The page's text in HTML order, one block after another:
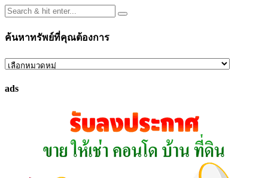
ค้นหาทรัพย์ที่คุณต้องการ
ค้นหา
ที่
ads